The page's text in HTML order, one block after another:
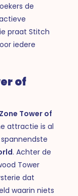
de
praat Stitch
iedere
of
Tower of
attractie is al
. Achter de
Tower
dat
waarin niets